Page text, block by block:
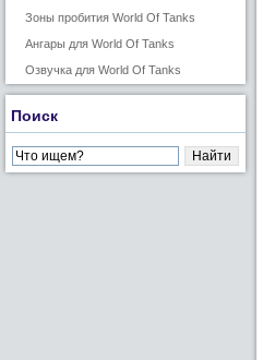
Зоны пробития World Of Tanks
Ангары для World Of Tanks
Озвучка для World Of Tanks
Поиск